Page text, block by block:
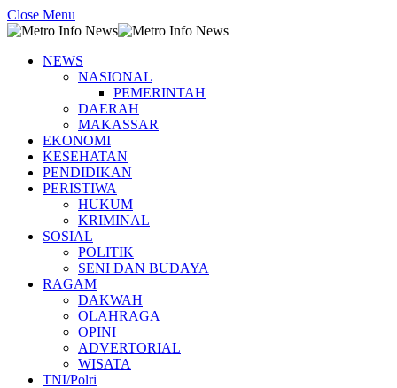
Close Menu
NEWS
NASIONAL
PEMERINTAH
DAERAH
MAKASSAR
EKONOMI
KESEHATAN
PENDIDIKAN
PERISTIWA
HUKUM
KRIMINAL
SOSIAL
POLITIK
SENI DAN BUDAYA
RAGAM
DAKWAH
OLAHRAGA
OPINI
ADVERTORIAL
WISATA
TNI/Polri